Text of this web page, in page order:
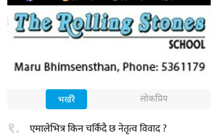
भर्खरै लोकप्रिय
१. एमालेभित्र किनचर्किंदै छ नेतृत्व विवाद ?